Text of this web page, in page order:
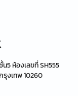
5 ห้องเลขที่ SH555
งเทพ 10260